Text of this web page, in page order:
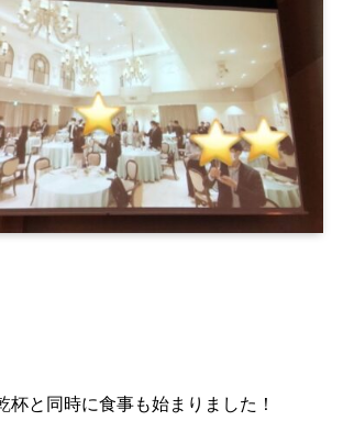
杯と同時に食事も始まりました！